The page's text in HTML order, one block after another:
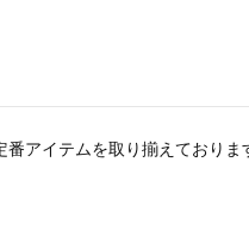
番アイテムを取り揃えておりま